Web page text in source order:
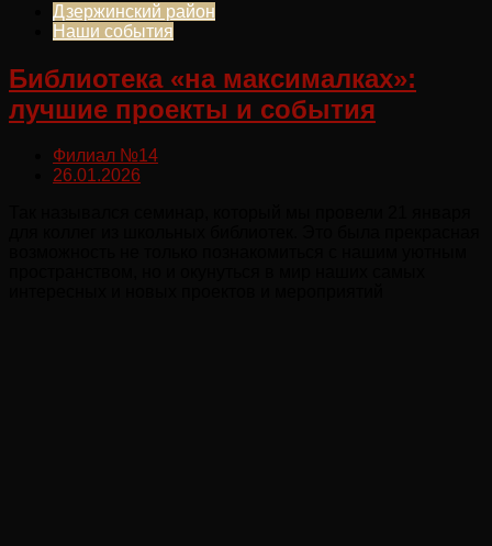
Дзержинский район
Наши события
Библиотека «на максималках»:
лучшие проекты и события
Филиал №14
26.01.2026